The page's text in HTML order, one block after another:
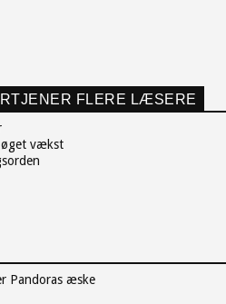
FLERE LÆSERE
øget vækst
Pandoras æske